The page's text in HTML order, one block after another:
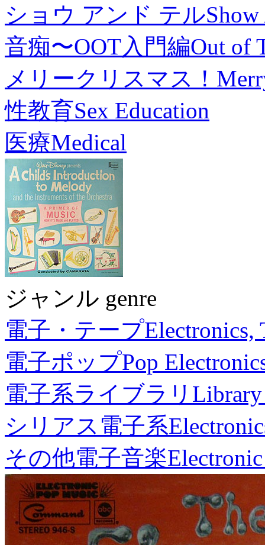
ショウ アンド テル
音痴〜OOT入門編Out of
メリークリスマス！
性教育Sex Education
医療Medical
ジャンル genre
電子・テープElectronics,
電子ポップPop
電子系ライブラリ
シリアス電子系
その他電子音楽